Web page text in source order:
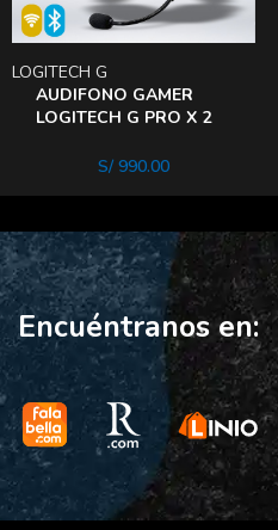
AUDIFONO GAMER
LOGITECH G PRO X 2
LIGHTSPEED Bluetooth
LOGITECH G
S/990.00
Encuéntranos en: